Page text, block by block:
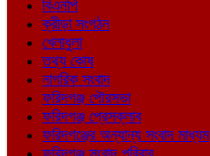
বিএনপি
ক্রীড়া সংগঠন
খেলাধুলা
তথ্য কোষ
নাগরিক সংবাদ
ফরিদগঞ্জ পৌরসভা
ফরিদগঞ্জ প্রেসক্লাব
ফরিদগঞ্জের অন্যান্য সংবাদ মাধ্যম